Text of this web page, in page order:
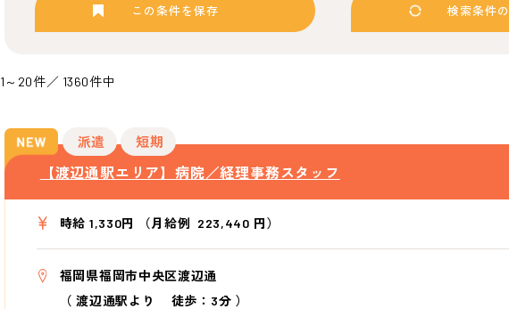
この条件を保存 検索条件
1～20件／ 1360件中
派遣 短期
【渡辺通駅エリア】病院／経理事務スタッフ
時給 1,330円 （月給例 223,440 円）
福岡県福岡市中央区渡辺通
（渡辺通駅より 徒歩：3分 ）